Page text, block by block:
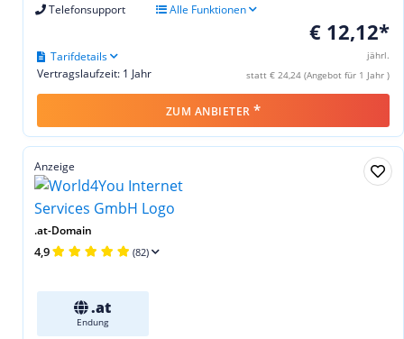
Telefonsupport Alle Funktionen
€ 12,12*
jährl.
statt € 24,24 (Angebot für 1 Jahr )
Vertragslaufzeit: 1 Jahr
Tarifdetails
ZUM ANBIETER *
Anzeige
.at-Domain
4,9 (82)
.at
Endung